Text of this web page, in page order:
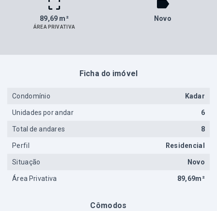
89,69 m²
ÁREA PRIVATIVA
Novo
Cômodos
Ficha do imóvel
Condomínio Kadar
Unidades por andar 6
Total de andares 8
Perfil Residencial
Situação Novo
Área Privativa 89,69m²